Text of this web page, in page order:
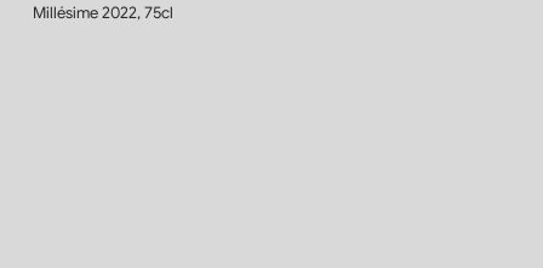
Millésime 2022, 75cl